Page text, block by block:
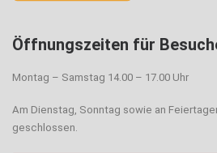
Öffnungszeiten für
Montag – Samstag 14.00 – 17.00 Uhr
Am Dienstag, Sonntag sowie an
geschlossen.